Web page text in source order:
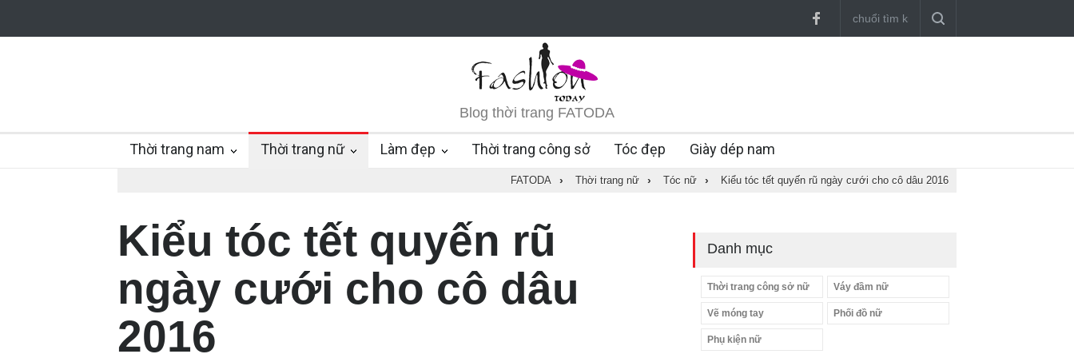
Blog thời trang FATODA
Thời trang nam Thời trang nữ Làm đẹp Thời trang công sở Tóc đẹp Giày dép nam
FATODA › Thời trang nữ › Tóc nữ › Kiểu tóc tết quyến rũ ngày cưới cho cô dâu 2016
Kiểu tóc tết quyến rũ
ngày cưới cho cô dâu
2016
Danh mục
Thời trang công sở nữ Váy đầm nữ
Vẽ móng tay Phối đồ nữ
Phụ kiện nữ